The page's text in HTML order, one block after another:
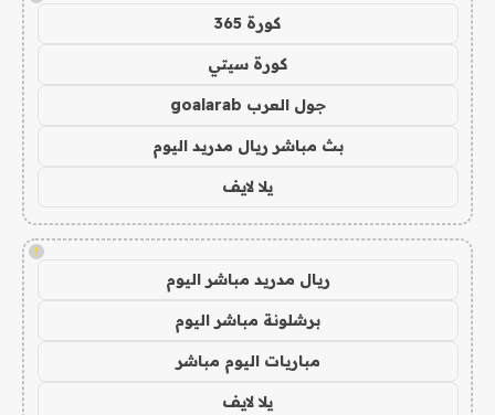
كورة 365
كورة سيتي
جول العرب goalarab
بث مباشر ريال مدريد اليوم
يلا لايف
!
ريال مدريد مباشر اليوم
برشلونة مباشر اليوم
مباريات اليوم مباشر
يلا لايف